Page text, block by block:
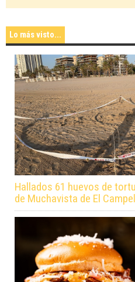
Lo más visto...
Hallados 61 huevos de
de Muchavista de El